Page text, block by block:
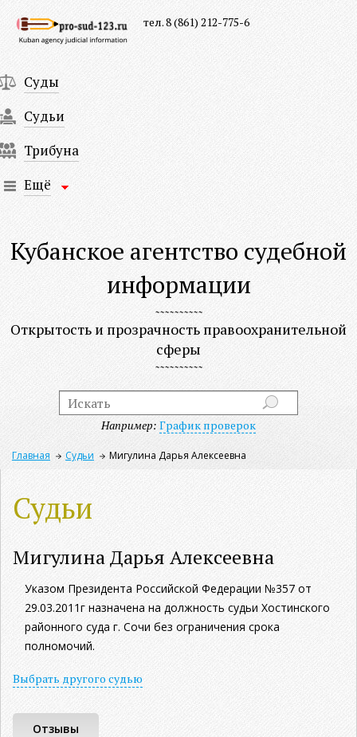
Суды
Судьи
Трибуна
Ещё
тел. 8 (861) 212-775-6
Кубанское агентство судебной
информации
Открытость и прозрачность правоохранительной
сферы
Например: График проверок
Главная Судьи Мигулина Дарья Алексеевна
Судьи
Мигулина Дарья Алексеевна
Указом Президента Российской Федерации №357 от
29.03.2011г назначена на должность судьи Хостинского
районного суда г. Сочи без ограничения срока
полномочий.
Выбрать другого судью
Отзывы